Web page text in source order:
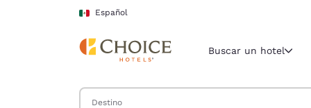
Pasar A Contenido Principal
Español
Buscar un hotel
Buscar hoteles
Destino